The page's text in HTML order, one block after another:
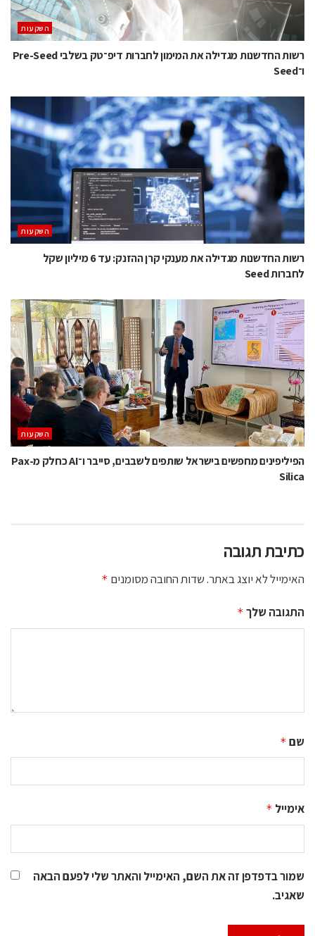
השקעות
רשות החדשנות מגדילה את המימון לחברות דיפ־טק בשלבי Pre-Seed
ו־Seed
השקעות
רשות החדשנות מגדילה את מענקי קרן ההזנק: עד 6 מיליון שקל
לחברות Seed
השקעות
הפיליפינים מחפשים בישראל שותפים לשבבים, סייבר ו־AI כחלק מ-Pax
Silica
כתיבת תגובה
האימייל לא יוצג באתר.שדות החובה מסומנים *
התגובה שלך *
שם *
אימייל *
שמור בדפדפן זה את השם, האימייל והאתר שלי לפעם הבאה
שאגיב.